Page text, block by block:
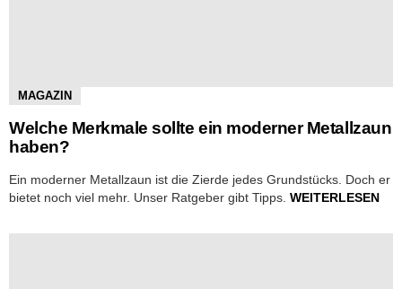
MAGAZIN
Welche Merkmale sollte ein moderner Metallzaun
haben?
Ein moderner Metallzaun ist die Zierde jedes Grundstücks. Doch er
bietet noch viel mehr. Unser Ratgeber gibt Tipps. WEITERLESEN